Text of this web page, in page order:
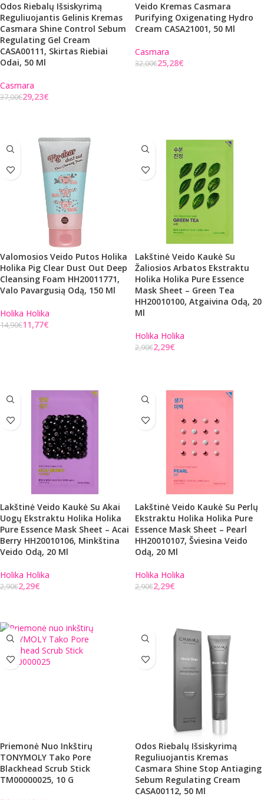
Odos Riebalų Išsiskyrimą
Reguliuojantis Gelinis Kremas
Casmara Shine Control Sebum
Regulating Gel Cream
CASA00111, Skirtas Riebiai
Odai, 50 Ml
Casmara
37,00€29,23€
Veido Kremas Casmara
Purifying Oxigenating Hydro
Cream CASA21001, 50 Ml
Casmara
32,00€25,28€
Valomosios Veido Putos Holika
Holika Pig Clear Dust Out Deep
Cleansing Foam HH20011771,
Valo Pavargusią Odą, 150 Ml
Holika Holika
14,90€11,77€
Lakštinė Veido Kaukė Su
Žaliosios Arbatos Ekstraktu
Holika Holika Pure Essence
Mask Sheet – Green Tea
HH20010100, Atgaivina Odą, 20
Ml
Holika Holika
2,90€2,29€
Lakštinė Veido Kaukė Su Akai
Uogų Ekstraktu Holika Holika
Pure Essence Mask Sheet – Acai
Berry HH20010106, Minkština
Veido Odą, 20 Ml
Holika Holika
2,90€2,29€
Lakštinė Veido Kaukė Su Perlų
Ekstraktu Holika Holika Pure
Essence Mask Sheet – Pearl
HH20010107, Šviesina Veido
Odą, 20 Ml
Holika Holika
2,90€2,29€
Priemonė Nuo Inkštirų
TONYMOLY Tako Pore
Blackhead Scrub Stick
TM00000025, 10 G
Odos Riebalų Išsiskyrimą
Reguliuojantis Kremas
Casmara Shine Stop Antiaging
Sebum Regulating Cream
CASA00112, 50 Ml